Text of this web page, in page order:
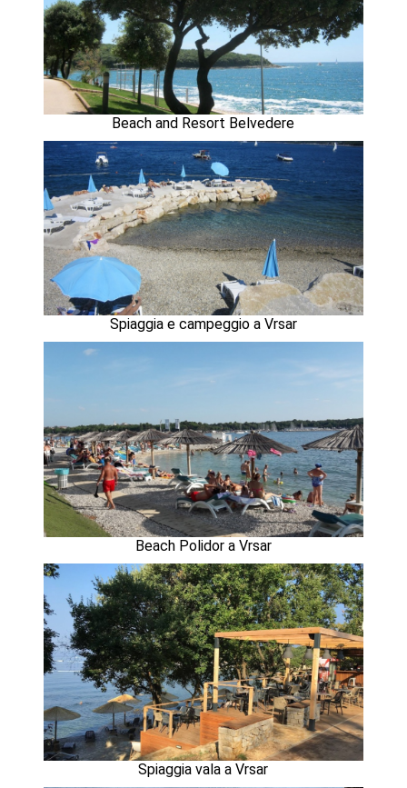
Beach and Resort Belvedere
Spiaggia e campeggio a Vrsar
Beach Polidor a Vrsar
Spiaggia vala a Vrsar